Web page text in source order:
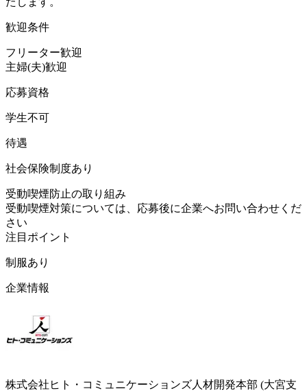
歓迎条件
フリーター歓迎
主婦(夫)歓迎
応募資格
学生不可
待遇
社会保険制度あり
受動喫煙防止の取り組み
受動喫煙対策については、応募後に企業へお問い合わせくだ
さい
注目ポイント
制服あり
企業情報
株式会社ヒト・コミュニケーションズ人材開発本部 (大宮支